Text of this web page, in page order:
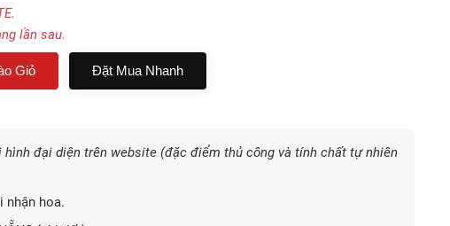
lần sau.
Đặt Mua Nhanh
hình đại diện trên website (đặc điểm thủ công và tính chất tự nhiên
nhận hoa.